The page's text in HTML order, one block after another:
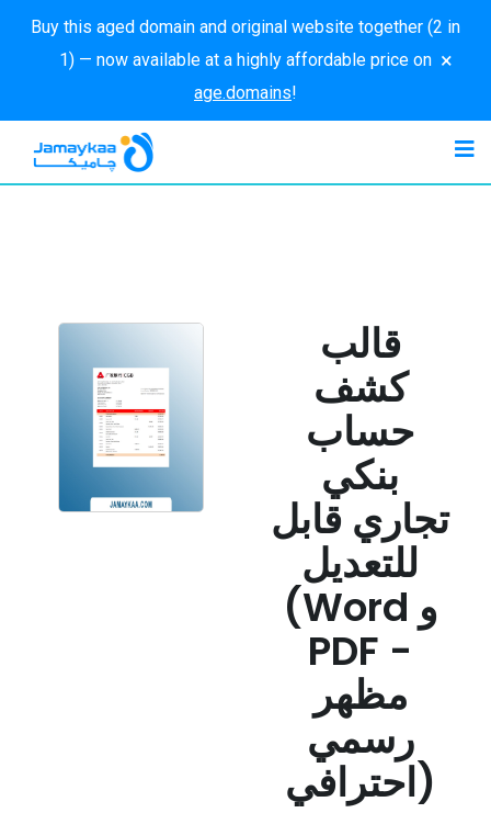
Buy this aged domain and original website together (2 in
1) — now available at a highly affordable price on
age.domains!
×
قالب
كشف
حساب
بنكي
تجاري قابل
للتعديل
(Word و
PDF -
مظهر
رسمي
احترافي)